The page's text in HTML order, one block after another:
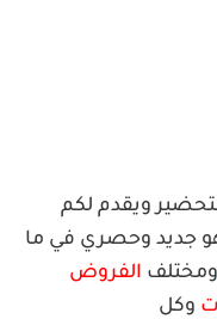
ويقدم لكم
جديد وحصري في ما
ومختلف الفروض
وكل